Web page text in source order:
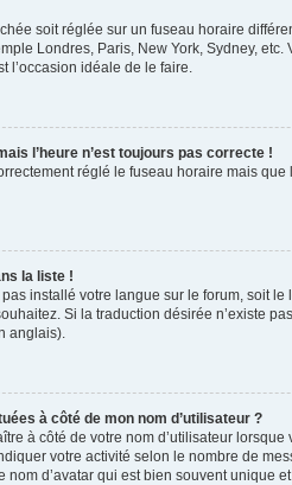
soit réglée sur un fuseau horaire
Londres, Paris, New York, Sydney,
l’occasion idéale de le faire.
l’heure n’est toujours pas correcte !
réglé le fuseau horaire mais
la liste !
installé votre langue sur le forum, soit
Si la traduction désirée n’existe
anglais).
à côté de mon nom d’utilisateur ?
à côté de votre nom d’utilisateur
votre activité selon le nombre de
nom d’avatar qui est bien souvent unique